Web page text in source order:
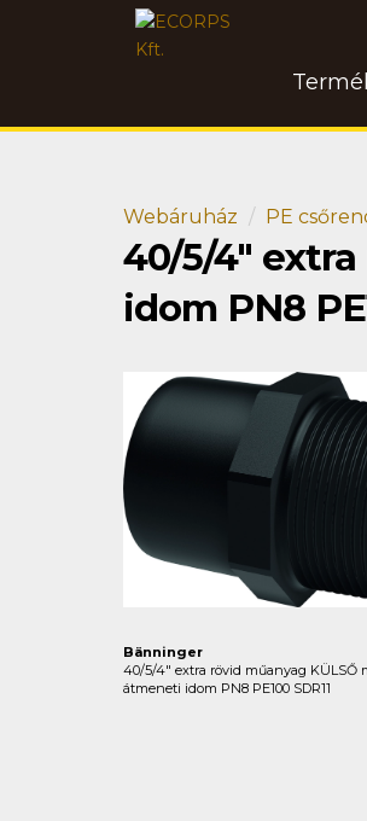
Webáruház PE
40/5/4"
idom PN8
Bänninger
40/5/4" extra rövid műanyag KÜLSŐ
átmeneti idom PN8 PE100 SDR11